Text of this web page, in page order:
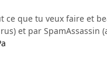
que tu veux faire et
et par SpamAssassin